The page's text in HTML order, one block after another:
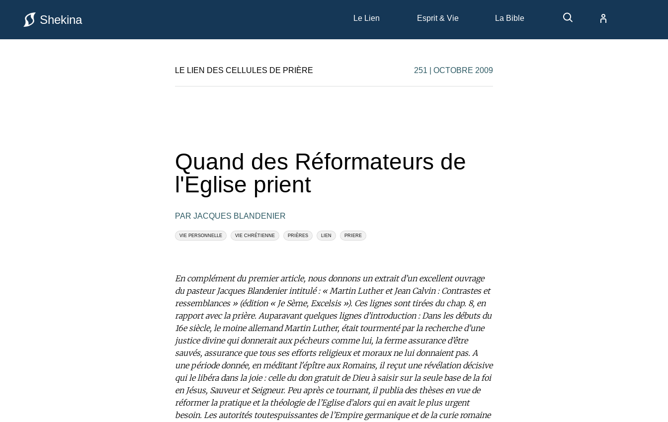
Shekina Le Lien Esprit & Vie La Bible
LE LIEN DES CELLULES DE PRIÈRE 251 | OCTOBRE 2009
Quand des Réformateurs de
l'Eglise prient
PAR JACQUES BLANDENIER
VIE PERSONNELLE VIE CHRÉTIENNE PRIÈRES LIEN PRIERE
En complément du premier article, nous donnons un extrait d’un excellent ouvrage
du pasteur Jacques Blandenier intitulé : « Martin Luther et Jean Calvin : Contrastes et
ressemblances » (édition « Je Sème, Excelsis »). Ces lignes sont tirées du chap. 8, en
rapport avec la prière. Auparavant quelques lignes d’introduction : Dans les débuts du
16e siècle, le moine allemand Martin Luther, était tourmenté par la recherche d’une
justice divine qui donnerait aux pécheurs comme lui, la ferme assurance d’être
sauvés, assurance que tous ses efforts religieux et moraux ne lui donnaient pas. A
une période donnée, en méditant l'épître aux Romains, il reçut une révélation décisive
qui le libéra dans la joie : celle du don gratuit de Dieu à saisir sur la seule base de la foi
en Jésus, Sauveur et Seigneur. Peu après ce tournant, il publia des thèses en vue de
réformer la pratique et la théologie de l’Eglise d’alors qui en avait le plus urgent
besoin. Les autorités toutespuissantes de l’Empire germanique et de la curie romaine